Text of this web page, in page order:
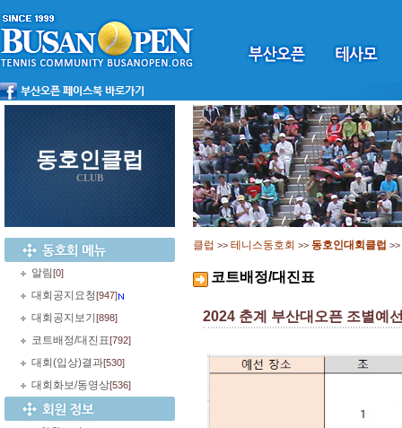
동호인클럽
CLUB
알림[0]
대회공지요청[947]
대회공지보기 [898]
코트배정/대진표[792]
대회(입상)결과[530]
대회화보/동영상[536]
클럽 >> 테니스동호회 >> 동호인대회클럽 >>
코트배정/대진표
2024 춘계 부산대오픈 조별예